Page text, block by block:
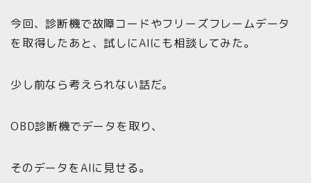
今回、診断機で故障コードやフリーズフレームデータ
を取得したあと、試しにAIにも相談してみた。
少し前なら考えられない話だ。
OBD診断機でデータを取り、
そのデータをAIに見せる。